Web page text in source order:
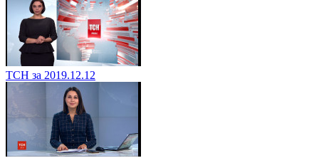
ТСН за 2019.12.12